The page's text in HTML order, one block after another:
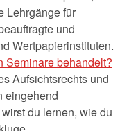
Lehrgänge für
und
Wertpapierinstituten.
Seminare behandelt?
Aufsichtsrechts und
eingehend
du lernen, wie du